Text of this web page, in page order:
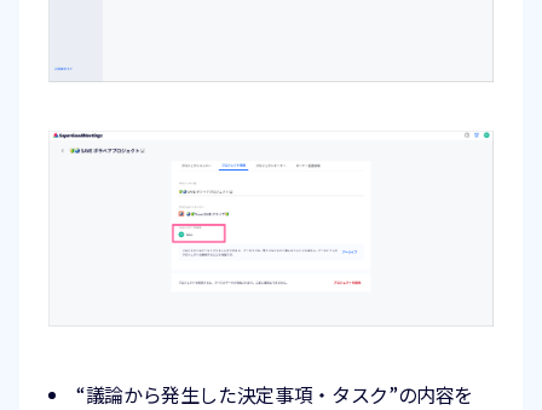
“議論から発生した決定事項・タスク”の内容を